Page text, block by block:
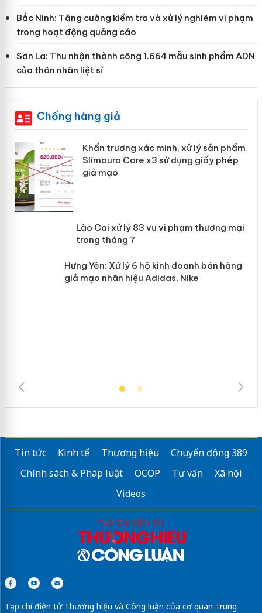
Bắc Ninh: Tăng cường kiểm tra và xử lý nghiêm vi phạm
trong hoạt động quảng cáo
Sơn La: Thu nhận thành công 1.664 mẫu sinh phẩm ADN
của thân nhân liệt sĩ
Chống hàng giả
Khẩn trương xác minh, xử lý sản phẩm
Slimaura Care x3 sử dụng giấy phép
giả mạo
Lào Cai xử lý 83 vụ vi phạm thương
mại trong tháng 7
Tin tức Kinh tế Thương hiệu
Chuyển động 389
Chính sách & Pháp luật
OCOP Tư vấn
Xã hội
Videos
Tạp chí điện tử Thương hiệu và Công luận của cơ quan Trung